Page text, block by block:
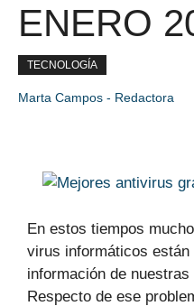
ENERO
TECNOLOGÍA
Marta Campos - Redactora
En estos tiempos
virus informáticos están
información de
Respecto de ese